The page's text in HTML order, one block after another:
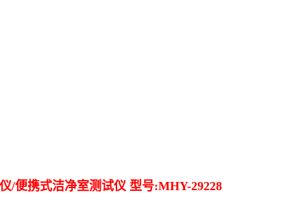
/便携式洁净室测试仪 型号:MHY-29228